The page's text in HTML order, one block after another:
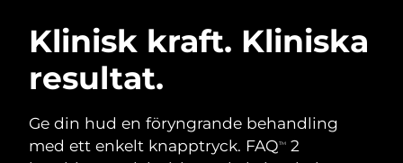
Klinisk kraft. Kliniska
resultat.
Ge din hud en föryngrande behandling
med ett enkelt knapptryck. FAQTM
2
LUNA™ 4-paket
BEAR™ 2-paket
Österrike Förväntad leverans8/8/26
Bahrain
Belgien
Bermuda Förväntad leverans